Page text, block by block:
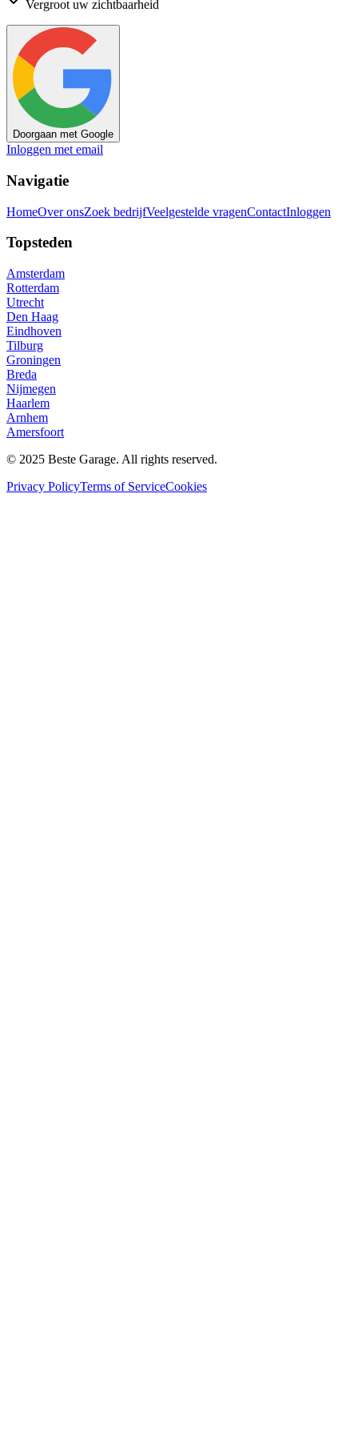
Vergroot uw zichtbaarheid
Doorgaan met Google
Inloggen met email
Navigatie
HomeOver onsZoek bedrijfVeelgestelde vragenContactInloggen
Topsteden
Amsterdam
Rotterdam
Utrecht
Den Haag
Eindhoven
Tilburg
Groningen
Breda
Nijmegen
Haarlem
Arnhem
Amersfoort
© 2025 Beste Garage. All rights reserved.
Privacy PolicyTerms of ServiceCookies